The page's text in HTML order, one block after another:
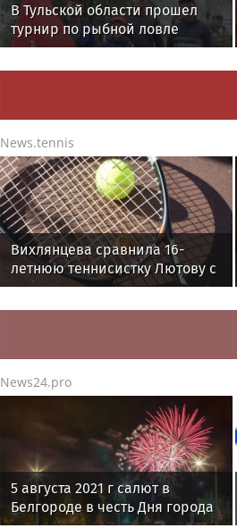
В Тульской области прошел
турнир по рыбной ловле
среди команд
железнодорожников
News.tennis
Вихлянцева сравнила 16-
летнюю теннисистку Лютову с
Марией Шараповой
News24.pro
5 августа 2021 г салют в
Белгороде в честь Дня города